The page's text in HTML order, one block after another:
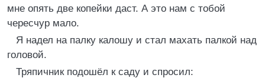
мне опять две копейки даст. А это нам с тобой
чересчур мало.
Я надел на палку калошу и стал махать палкой над
головой.
Тряпичник подошёл к саду и спросил: